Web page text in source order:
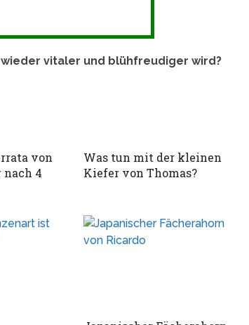
vitaler und blühfreudiger wird?
von
4
Was tun mit der kleinen
Kiefer von Thomas?